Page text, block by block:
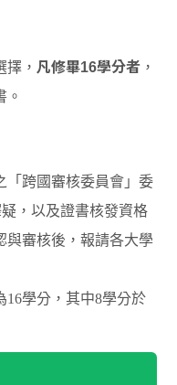
， 凡修畢16學分者 ，
。
「跨國審核委員會」委
，以及證書核發資格
與審核後，報請各大學
16學分，其中8學分於